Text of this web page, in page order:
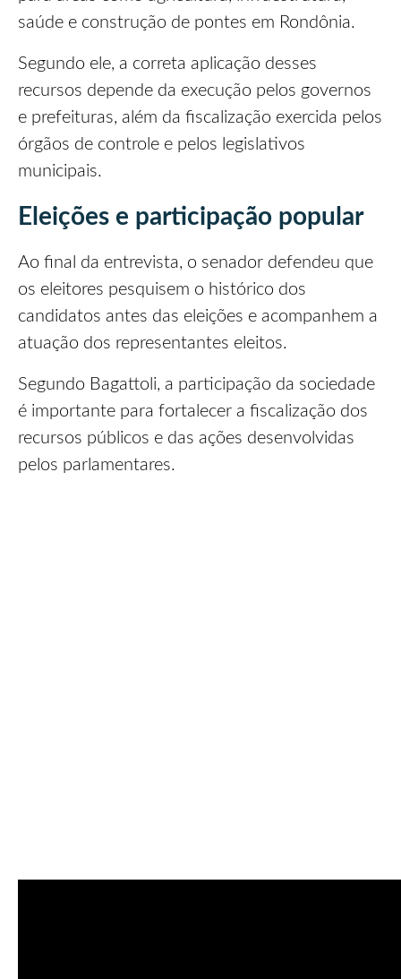
saúde e construção de pontes em Rondônia.
Segundo ele, a correta aplicação desses
recursos depende da execução pelos governos
e prefeituras, além da fiscalização exercida pelos
órgãos de controle e pelos legislativos
municipais.
Eleições e participação popular
Ao final da entrevista, o senador defendeu que
os eleitores pesquisem o histórico dos
candidatos antes das eleições e acompanhem a
atuação dos representantes eleitos.
Segundo Bagattoli, a participação da sociedade
é importante para fortalecer a fiscalização dos
recursos públicos e das ações desenvolvidas
pelos parlamentares.